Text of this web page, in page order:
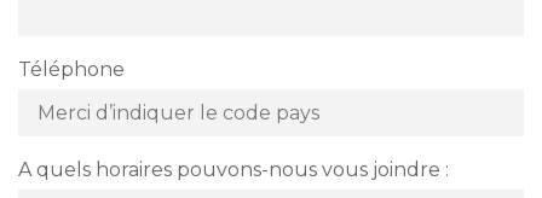
Téléphone
A quels horaires pouvons-nous vous joindre :